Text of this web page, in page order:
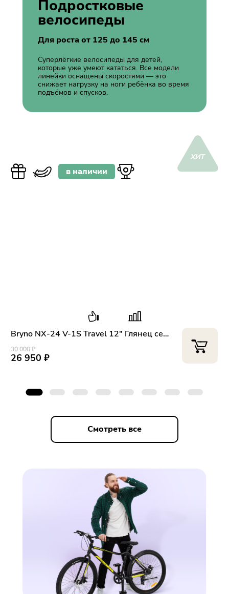
Подростковые
велосипеды
Для роста от 125 до 145 см
Суперлёгкие велосипеды для детей,
которые уже умеют кататься. Все модели
линейки оснащены скоростями — это
снижает нагрузку на ноги ребёнка во время
подъёмов и спусков.
в наличии
ХИТ
Bryno NX-24 V-1S Travel 12" Глянец серебро-черный
30 000 ₽
26 950 ₽
Смотреть все